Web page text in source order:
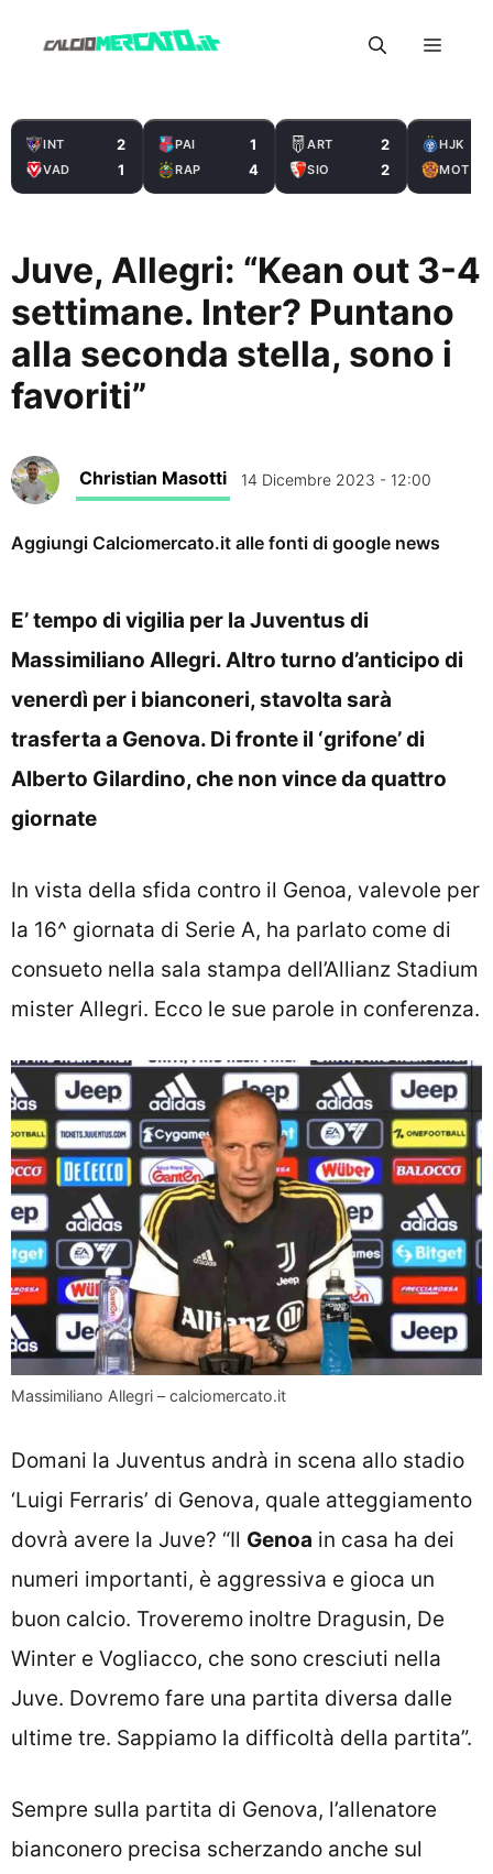
Menu
INT 2
VAD 1
PAI 1
RAP 4
ART 2
SIO 2
HJK
MOT
Juve, Allegri: “Kean out 3-4
settimane. Inter? Puntano
alla seconda stella, sono i
favoriti”
Christian Masotti 14 Dicembre 2023 - 12:00
Aggiungi Calciomercato.it alle fonti di google news
E’ tempo di vigilia per la Juventus di
Massimiliano Allegri. Altro turno d’anticipo di
venerdì per i bianconeri, stavolta sarà
trasferta a Genova. Di fronte il ‘grifone’ di
Alberto Gilardino, che non vince da quattro
giornate
In vista della sfida contro il Genoa, valevole per
la 16^ giornata di Serie A, ha parlato come di
consueto nella sala stampa dell’Allianz Stadium
mister Allegri. Ecco le sue parole in conferenza.
Massimiliano Allegri – calciomercato.it
Domani la Juventus andrà in scena allo stadio
‘Luigi Ferraris’ di Genova, quale atteggiamento
dovrà avere la Juve? “Il Genoa in casa ha dei
numeri importanti, è aggressiva e gioca un
buon calcio. Troveremo inoltre Dragusin, De
Winter e Vogliacco, che sono cresciuti nella
Juve. Dovremo fare una partita diversa dalle
ultime tre. Sappiamo la difficoltà della partita”.
Sempre sulla partita di Genova, l’allenatore
bianconero precisa scherzando anche sul